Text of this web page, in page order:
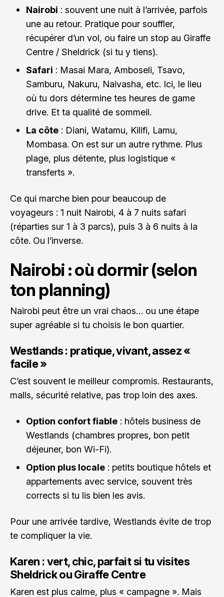
Nairobi : souvent une nuit à l’arrivée, parfois
une au retour. Pratique pour souffler,
récupérer d’un vol, ou faire un stop au Giraffe
Centre / Sheldrick (si tu y tiens).
Safari : Masai Mara, Amboseli, Tsavo,
Samburu, Nakuru, Naivasha, etc. Ici, le lieu
où tu dors détermine tes heures de game
drive. Et ta qualité de sommeil.
La côte : Diani, Watamu, Kilifi, Lamu,
Mombasa. On est sur un autre rythme. Plus
plage, plus détente, plus logistique «
transferts ».
Ce qui marche bien pour beaucoup de
voyageurs : 1 nuit Nairobi, 4 à 7 nuits safari
(réparties sur 1 à 3 parcs), puis 3 à 6 nuits à la
côte. Ou l’inverse.
Nairobi : où dormir (selon
ton planning)
Nairobi peut être un vrai chaos… ou une étape
super agréable si tu choisis le bon quartier.
Westlands : pratique, vivant, assez «
facile »
C’est souvent le meilleur compromis. Restaurants,
malls, sécurité relative, pas trop loin des axes.
Option confort fiable : hôtels business de
Westlands (chambres propres, bon petit
déjeuner, bon Wi-Fi).
Option plus locale : petits boutique hôtels et
appartements avec service, souvent très
corrects si tu lis bien les avis.
Pour une arrivée tardive, Westlands évite de trop
te compliquer la vie.
Karen : vert, chic, parfait si tu visites
Sheldrick ou Giraffe Centre
Karen est plus calme, plus « campagne ». Mais